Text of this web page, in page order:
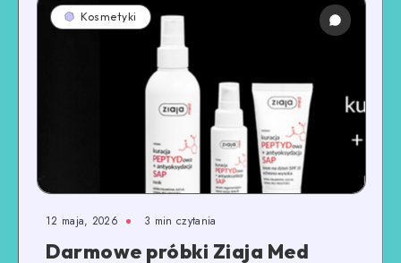
Kosmetyki
12 maja, 2026 3 min czytania
Darmowe próbki Ziaja Med